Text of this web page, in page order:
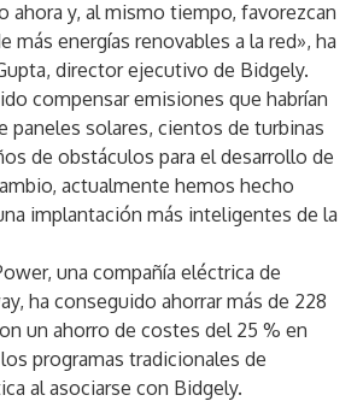
ahora y, al mismo tiempo, favorezcan
más energías renovables a la red», ha
director ejecutivo de Bidgely.
compensar emisiones que habrían
paneles solares, cientos de turbinas
de obstáculos para el desarrollo de
actualmente hemos hecho
implantación más inteligentes de la
una compañía eléctrica de
ha conseguido ahorrar más de 228
un ahorro de costes del 25 % en
programas tradicionales de
al asociarse con Bidgely.